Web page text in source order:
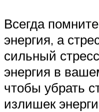
Всегда
энергия, а
сильный
энергия в
чтобы убрать
излишек